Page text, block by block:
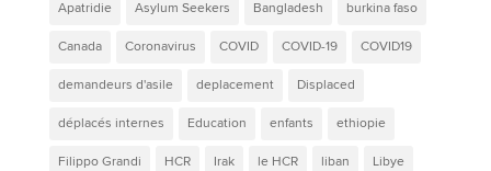
Apatridie Asylum Seekers Bangladesh burkina faso
Canada Coronavirus COVID COVID-19 COVID19
demandeurs d'asile deplacement Displaced
déplacés internes Education enfants ethiopie
Filippo Grandi HCR Irak le HCR liban Libye